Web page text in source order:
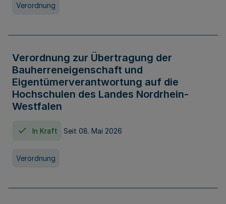
Verordnung
Verordnung zur Übertragung der
Bauherreneigenschaft und
Eigentümerverantwortung auf die
Hochschulen des Landes Nordrhein-
Westfalen
In Kraft Seit 08. Mai 2026
Verordnung